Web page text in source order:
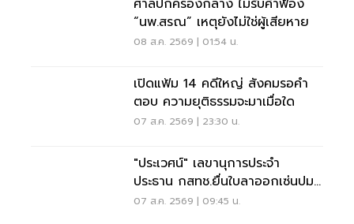
“นพ.สรณ” เหตุยังไม่ใช่ผู้เสียหาย
08 ส.ค. 2569 | 01:54 น.
เปิดแฟ้ม 14 คดีใหญ่ สังคมรอคำ
ตอบ ความยุติธรรมจะมาเมื่อใด
07 ส.ค. 2569 | 23:30 น.
"ประเวศน์" เลขานุการประจำ
ประธาน กสทช.ยื่นใบลาออกเซ่นปม
คุณสมบัตินพ.สรณ
07 ส.ค. 2569 | 09:45 น.